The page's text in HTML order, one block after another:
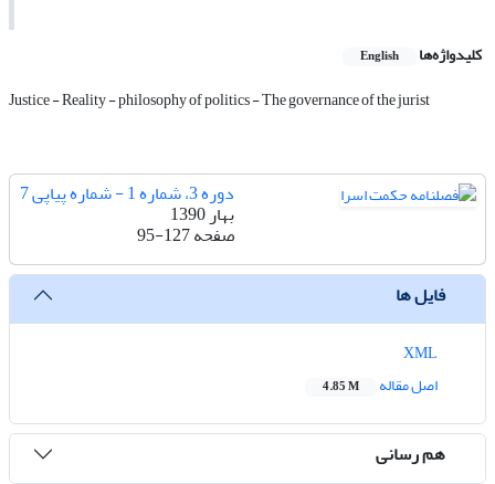
کلیدواژه‌ها English
Justice - Reality - philosophy of politics - The governance of the jurist
دوره 3، شماره 1 - شماره پیاپی 7
بهار 1390
صفحه95-127
فایل ها
اصل مقاله
4.85 M
هم رسانی